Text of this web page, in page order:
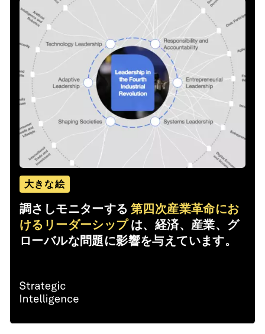
大きな絵
調さしモニターする 第四次産業革命にお
けるリーダーシップ は、経済、産業、グ
ローバルな問題に影響を与えています。